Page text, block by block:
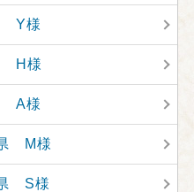
Y様
H様
A様
M様
S様